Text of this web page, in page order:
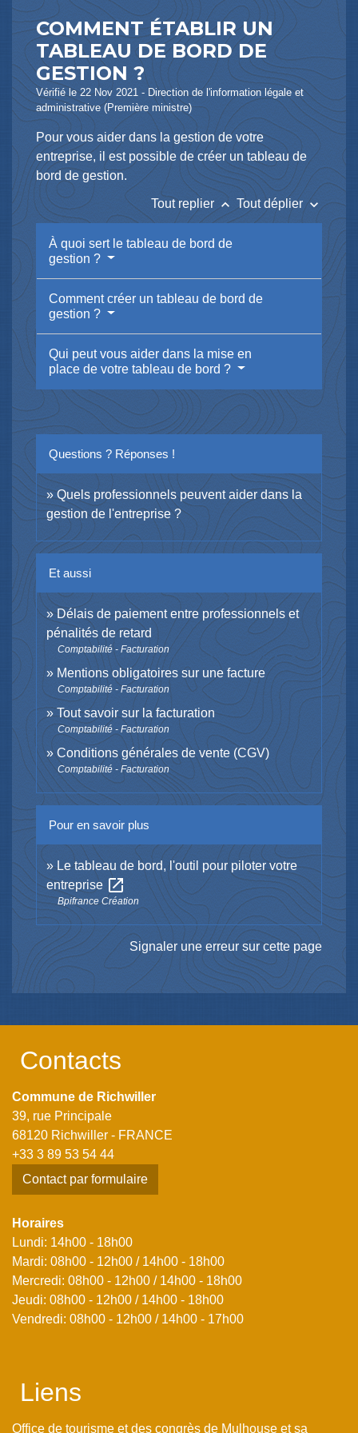
COMMENT ÉTABLIR UN
TABLEAU DE BORD DE
GESTION ?
Vérifié le 22 Nov 2021 - Direction de l'information légale et
administrative (Première ministre)
Pour vous aider dans la gestion de votre
entreprise, il est possible de créer un tableau de
bord de gestion.
Tout replier keyboard_arrow_up Tout déplier keyboard_arrow_down
À quoi sert le tableau de bord de
gestion ?
Comment créer un tableau de bord de
gestion ?
Qui peut vous aider dans la mise en
place de votre tableau de bord ?
Questions ? Réponses !
Quels professionnels peuvent aider dans la
gestion de l'entreprise ?
Et aussi
Délais de paiement entre professionnels et
pénalités de retard
Comptabilité - Facturation
Mentions obligatoires sur une facture
Comptabilité - Facturation
Tout savoir sur la facturation
Comptabilité - Facturation
Conditions générales de vente (CGV)
Comptabilité - Facturation
Pour en savoir plus
Le tableau de bord, l'outil pour piloter votre
entreprise open_in_new
Bpifrance Création
Signaler une erreur sur cette page
Contacts
Commune de Richwiller
39, rue Principale
68120 Richwiller - FRANCE
+33 3 89 53 54 44
Contact par formulaire
Horaires
Lundi: 14h00 - 18h00
Mardi: 08h00 - 12h00 / 14h00 - 18h00
Mercredi: 08h00 - 12h00 / 14h00 - 18h00
Jeudi: 08h00 - 12h00 / 14h00 - 18h00
Vendredi: 08h00 - 12h00 / 14h00 - 17h00
Liens
Office de tourisme et des congrès de Mulhouse et sa